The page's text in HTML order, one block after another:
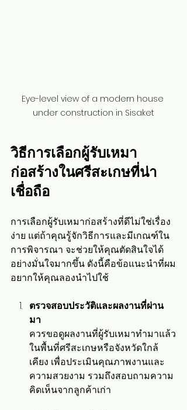
Eye-level view of a modern house
under construction in Sisaket
วิธีการเลือกผู้รับเหมา
ก่อสร้างในศรีสะเกษที่น่า
เชื่อถือ
การเลือกผู้รับเหมาก่อสร้างที่ดีไม่ใช่เรื่อง
ง่าย แต่ถ้าคุณรู้จักวิธีการและมีเกณฑ์ใน
การพิจารณา จะช่วยให้คุณตัดสินใจได้
อย่างมั่นใจมากขึ้น ดังนี้คือข้อแนะนำที่ผม
อยากให้คุณลองนำไปใช้
ตรวจสอบประวัติและผลงานที่ผ่าน
มา
ควรขอดูผลงานที่ผู้รับเหมาทำมาแล้ว
ในพื้นที่ศรีสะเกษหรือจังหวัดใกล้
เคียง เพื่อประเมินคุณภาพงานและ
ความสวยงาม รวมถึงสอบถามความ
คิดเห็นจากลูกค้าเก่า